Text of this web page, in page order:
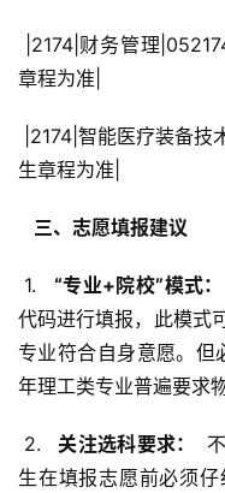
章程为准|
生章程为准|
  三、志愿填报建议
1.
  “专业+院校”模式：
代码进行填报，此模式
专业符合自身意愿。
年理工类专业普遍要求
2.
  关注选科要求：
生在填报志愿前必须